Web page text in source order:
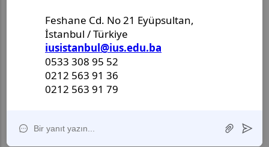
_________________
Izabrani kandidat obavezan je dostaviti
rješenje o priznavanju diplome prije zaključenja